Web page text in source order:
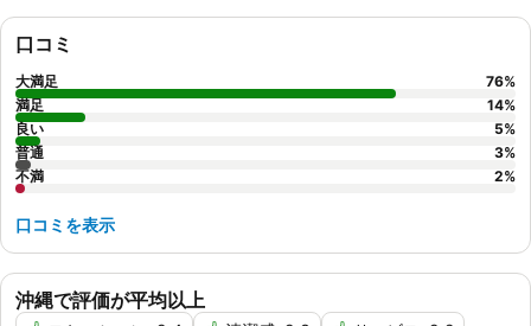
沖縄で評価が平均以上
口コミ
大満足 76%
満足
14%
良い
5%
普通
3%
不満
2%
口コミを表示